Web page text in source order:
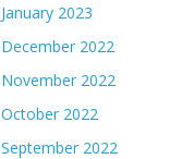
January 2023
December 2022
November 2022
October 2022
September 2022